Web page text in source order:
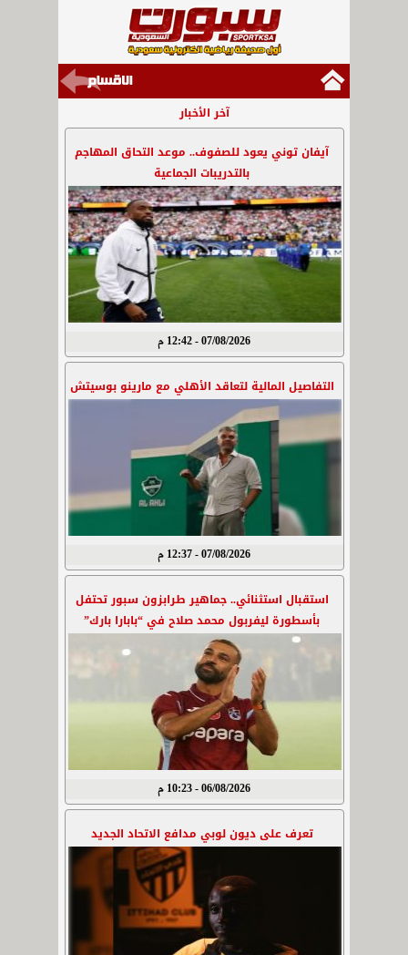
آخر الأخبار
آيفان توني يعود للصفوف.. موعد التحاق المهاجم
بالتدريبات الجماعية
07/08/2026 - 12:42 م
التفاصيل المالية لتعاقد الأهلي مع مارينو بوسيتش
07/08/2026 - 12:37 م
استقبال استثنائي.. جماهير طرابزون سبور تحتفل
بأسطورة ليفربول محمد صلاح في “بابارا بارك”
06/08/2026 - 10:23 م
تعرف على ديون لوبي مدافع الاتحاد الجديد